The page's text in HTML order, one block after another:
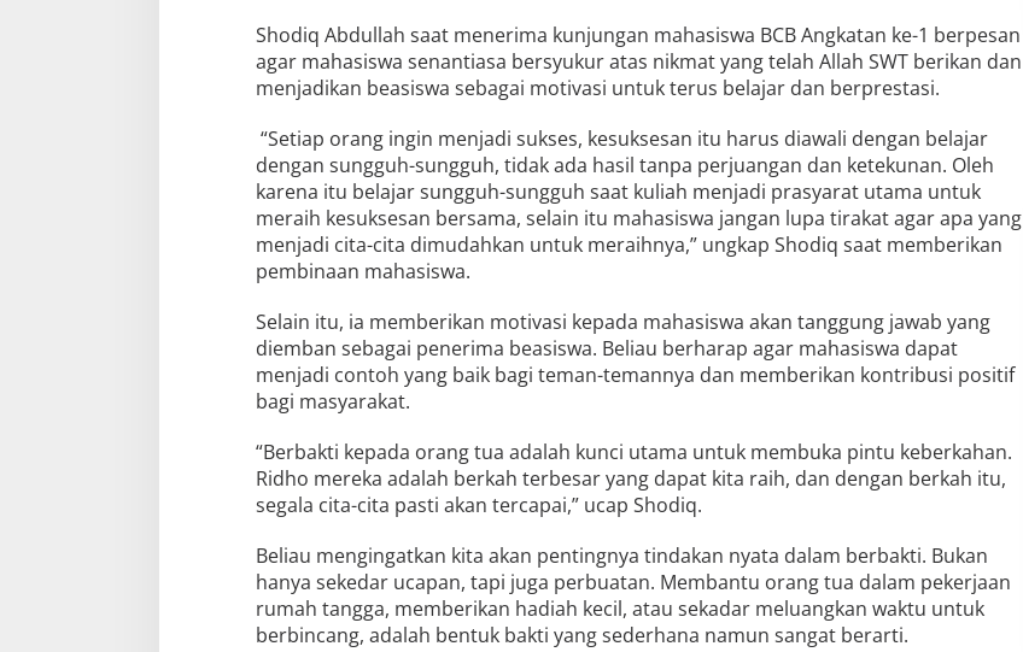
Shodiq Abdullah saat menerima kunjungan mahasiswa BCB Angkatan ke-1 berpesan
agar mahasiswa senantiasa bersyukur atas nikmat yang telah Allah SWT berikan dan
menjadikan beasiswa sebagai motivasi untuk terus belajar dan berprestasi.
“Setiap orang ingin menjadi sukses, kesuksesan itu harus diawali dengan belajar
dengan sungguh-sungguh, tidak ada hasil tanpa perjuangan dan ketekunan. Oleh
karena itu belajar sungguh-sungguh saat kuliah menjadi prasyarat utama untuk
meraih kesuksesan bersama, selain itu mahasiswa jangan lupa tirakat agar apa yang
menjadi cita-cita dimudahkan untuk meraihnya,” ungkap Shodiq saat memberikan
pembinaan mahasiswa.
Selain itu, ia memberikan motivasi kepada mahasiswa akan tanggung jawab yang
diemban sebagai penerima beasiswa. Beliau berharap agar mahasiswa dapat
menjadi contoh yang baik bagi teman-temannya dan memberikan kontribusi positif
bagi masyarakat.
“Berbakti kepada orang tua adalah kunci utama untuk membuka pintu keberkahan.
Ridho mereka adalah berkah terbesar yang dapat kita raih, dan dengan berkah itu,
segala cita-cita pasti akan tercapai,” ucap Shodiq.
Beliau mengingatkan kita akan pentingnya tindakan nyata dalam berbakti. Bukan
hanya sekedar ucapan, tapi juga perbuatan. Membantu orang tua dalam pekerjaan
rumah tangga, memberikan hadiah kecil, atau sekadar meluangkan waktu untuk
berbincang, adalah bentuk bakti yang sederhana namun sangat berarti.